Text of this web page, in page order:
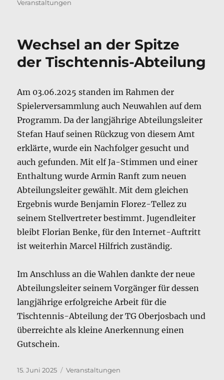
am
Veranstaltungen
Wechsel an der Spitze
der Tischtennis-Abteilung
Am 03.06.2025 standen im Rahmen der
Spielerversammlung auch Neuwahlen auf dem
Programm. Da der langjährige Abteilungsleiter
Stefan Hauf seinen Rückzug von diesem Amt
erklärte, wurde ein Nachfolger gesucht und
auch gefunden. Mit elf Ja-Stimmen und einer
Enthaltung wurde Armin Ranft zum neuen
Abteilungsleiter gewählt. Mit dem gleichen
Ergebnis wurde Benjamin Florez-Tellez zu
seinem Stellvertreter bestimmt. Jugendleiter
bleibt Florian Benke, für den Internet-Auftritt
ist weiterhin Marcel Hilfrich zuständig.
Im Anschluss an die Wahlen dankte der neue
Abteilungsleiter seinem Vorgänger für dessen
langjährige erfolgreiche Arbeit für die
Tischtennis-Abteilung der TG Oberjosbach und
überreichte als kleine Anerkennung einen
Gutschein.
Veröffentlicht
15. Juni 2025 Kategorien
Veranstaltungen